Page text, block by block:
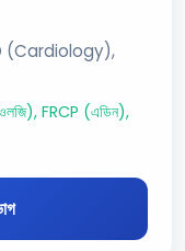
(Cardiology),
FRCP (এডিন),